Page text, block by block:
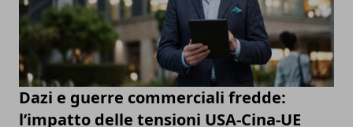
Dazi e guerre commerciali fredde:
l’impatto delle tensioni USA-Cina-UE